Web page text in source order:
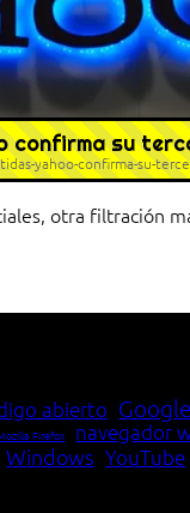
confirma su
yahoo-confirma-su-
otra filtración
abierto Google
Firefox navegador
Windows YouTube